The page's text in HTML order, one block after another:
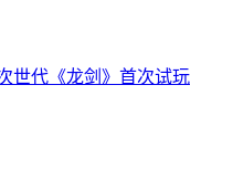
世代《龙剑》首次试玩